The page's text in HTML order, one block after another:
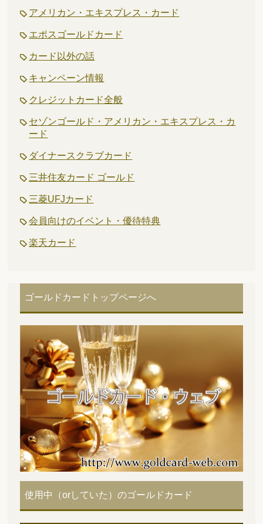
アメリカン・エキスプレス・カード
エポスゴールドカード
カード以外の話
キャンペーン情報
クレジットカード全般
セゾンゴールド・アメリカン・エキスプレス・カ
ード
ダイナースクラブカード
三井住友カード ゴールド
三菱UFJカード
会員向けのイベント・優待特典
楽天カード
ゴールドカードトップページへ
使用中（orしていた）のゴールドカード